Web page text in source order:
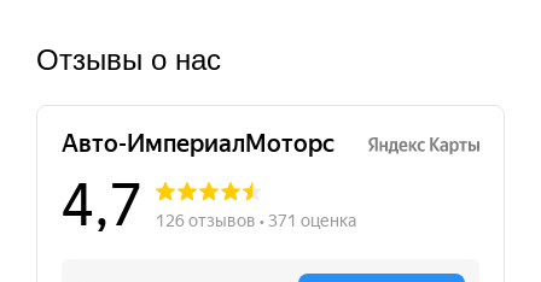
Отзывы о нас